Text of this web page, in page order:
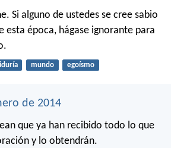
Si alguno de ustedes se cree sabio
esta época, hágase ignorante para
mundo egoísmo
de 2014
que ya han recibido todo lo que
y lo obtendrán.